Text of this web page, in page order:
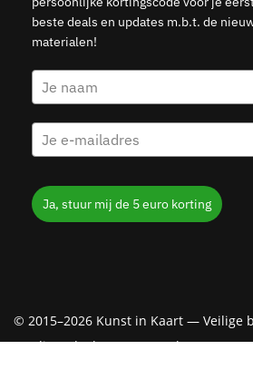
beste deals en updates m.b.t. de
materialen!
Ja, stuur mij de 5 euro korting
© 2015–2026 Kunst in Kaart — Veilige
Creditcard, Klarna & PayPal